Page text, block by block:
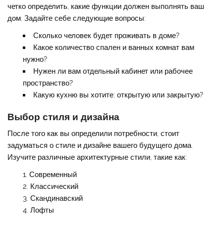
четко определить, какие функции должен выполнять ваш
дом. Задайте себе следующие вопросы:
Сколько человек будет проживать в доме?
Какое количество спален и ванных комнат вам
нужно?
Нужен ли вам отдельный кабинет или рабочее
пространство?
Какую кухню вы хотите: открытую или закрытую?
Выбор стиля и дизайна
После того как вы определили потребности, стоит
задуматься о стиле и дизайне вашего будущего дома.
Изучите различные архитектурные стили, такие как:
Современный
Классический
Скандинавский
Лофты